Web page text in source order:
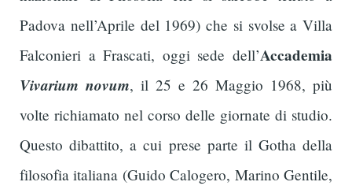
Padova nell’Aprile del 1969) che si svolse a Villa
Falconieri a Frascati, oggi sede dell’Accademia
Vivarium novum, il 25 e 26 Maggio 1968, più
volte richiamato nel corso delle giornate di studio.
Questo dibattito, a cui prese parte il Gotha della
filosofia italiana (Guido Calogero, Marino Gentile,